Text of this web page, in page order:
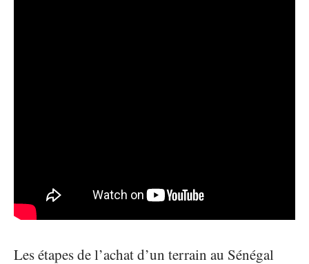
Les étapes de l’achat d’un terrain au Sénégal